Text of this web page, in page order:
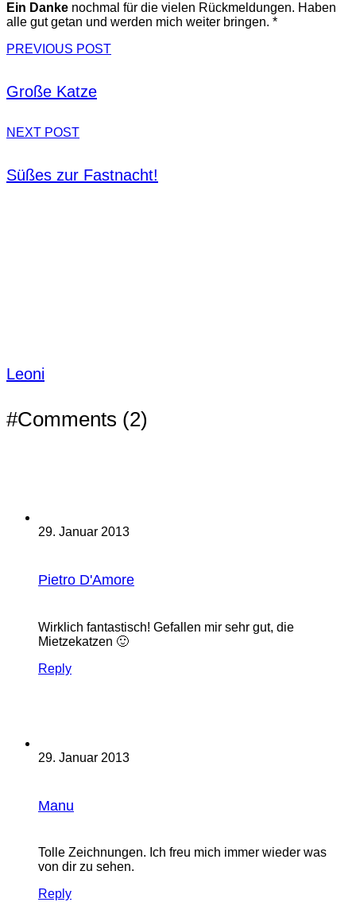
Ein Danke nochmal für die vielen Rückmeldungen. Haben
alle gut getan und werden mich weiter bringen. *
PREVIOUS POST
Große Katze
NEXT POST
Süßes zur Fastnacht!
Leoni
#Comments (2)
29. Januar 2013
Pietro D'Amore
Wirklich fantastisch! Gefallen mir sehr gut, die
Mietzekatzen 🙂
Reply
29. Januar 2013
Manu
Tolle Zeichnungen. Ich freu mich immer wieder was
von dir zu sehen.
Reply